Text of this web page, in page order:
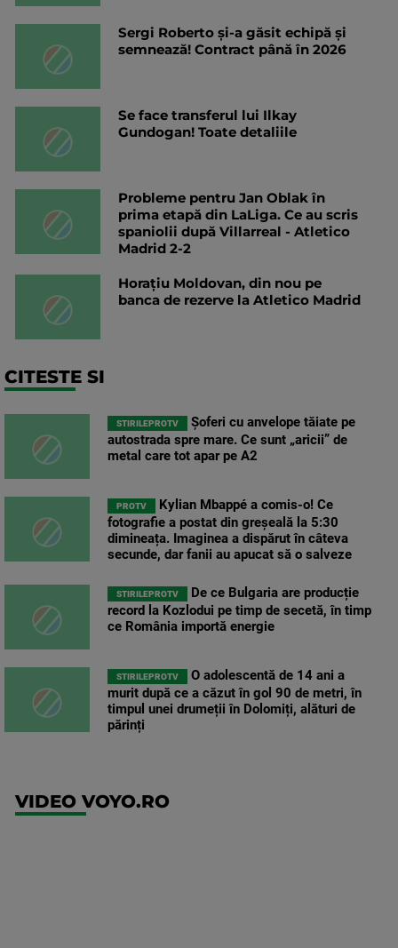
Sergi Roberto și-a găsit echipă și
semnează! Contract până în 2026
Se face transferul lui Ilkay
Gundogan! Toate detaliile
Probleme pentru Jan Oblak în
prima etapă din LaLiga. Ce au scris
spaniolii după Villarreal - Atletico
Madrid 2-2
Horațiu Moldovan, din nou pe
banca de rezerve la Atletico Madrid
CITESTE SI
STIRILEPROTV
Șoferi cu anvelope tăiate pe
autostrada spre mare. Ce sunt „aricii” de
metal care tot apar pe A2
PROTV
Kylian Mbappé a comis-o! Ce
fotografie a postat din greșeală la 5:30
dimineața. Imaginea a dispărut în câteva
secunde, dar fanii au apucat să o salveze
STIRILEPROTV
De ce Bulgaria are producție
record la Kozlodui pe timp de secetă, în timp
ce România importă energie
STIRILEPROTV
O adolescentă de 14 ani a
murit după ce a căzut în gol 90 de metri, în
timpul unei drumeții în Dolomiți, alături de
părinți
VIDEO VOYO.RO